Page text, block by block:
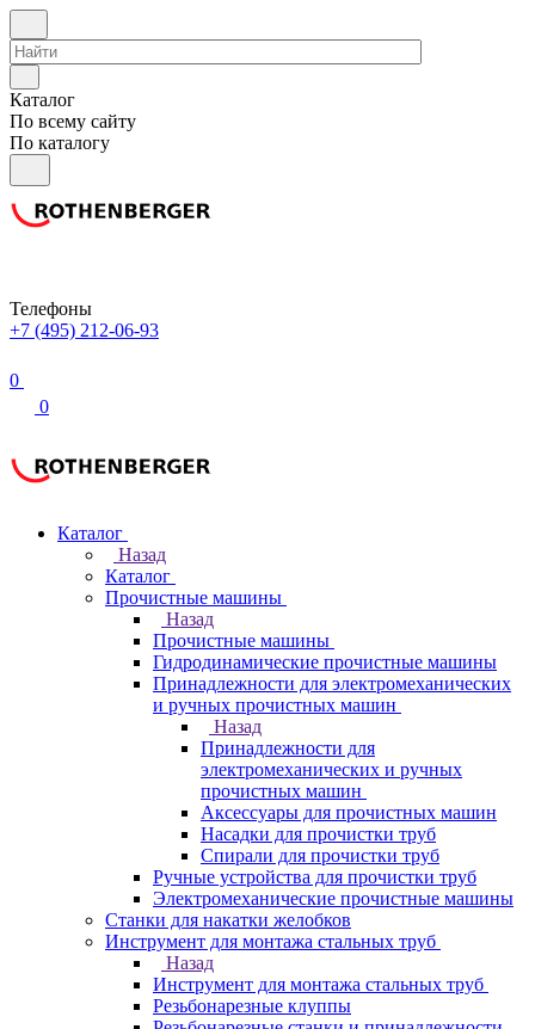
Каталог
По всему сайту
По каталогу
Телефоны
+7 (495) 212-06-93
0
0
Каталог
Назад
Каталог
Прочистные машины
Назад
Прочистные машины
Гидродинамические прочистные машины
Принадлежности для электромеханических
и ручных прочистных машин
Назад
Принадлежности для
электромеханических и ручных
прочистных машин
Аксессуары для прочистных машин
Насадки для прочистки труб
Спирали для прочистки труб
Ручные устройства для прочистки труб
Электромеханические прочистные машины
Станки для накатки желобков
Инструмент для монтажа стальных труб
Назад
Инструмент для монтажа стальных труб
Резьбонарезные клуппы